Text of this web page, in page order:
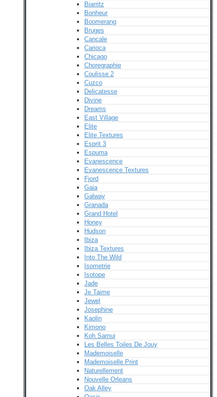
Biarritz
Bonheur
Boomerang
Bruges
Cancale
Carioca
Chicago
Choregraphie
Coulisse 2
Cuzco
Delicatesse
Divine
Dreams
East Village
Elite
Elite Textures
Esprit 3
Espuma
Evanescence
Evanescence Textures
Fjord
Gaia
Galway
Granada
Grand Hotel
Honey
Hudson
Ibiza
Ibiza Textures
Into The Wild
Isometrie
Isotope
Jade
Je Taime
Jewel
Josephine
Kaolin
Kimono
Koh Samui
Les Belles Toiles De Jouy
Mademoiselle
Mademoiselle Print
Naturellement
Nouvelle Orleans
Oak Alley